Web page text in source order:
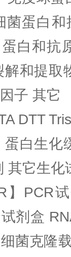
菌蛋白
白和抗
和提取
子 其它
DTT
白生化
其它生化
】PCR
剂盒
菌克隆